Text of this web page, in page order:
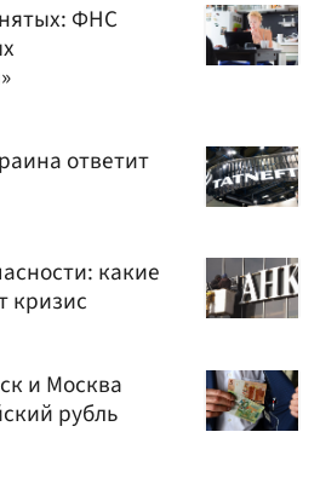
ФНС
ответит
какие
кризис
и Москва
рубль